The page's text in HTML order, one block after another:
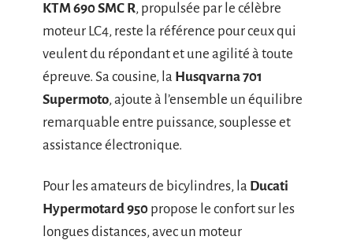
KTM 690 SMC R, propulsée par le célèbre
moteur LC4, reste la référence pour ceux qui
veulent du répondant et une agilité à toute
épreuve. Sa cousine, la Husqvarna 701
Supermoto, ajoute à l’ensemble un équilibre
remarquable entre puissance, souplesse et
assistance électronique.
Pour les amateurs de bicylindres, la Ducati
Hypermotard 950 propose le confort sur les
longues distances, avec un moteur